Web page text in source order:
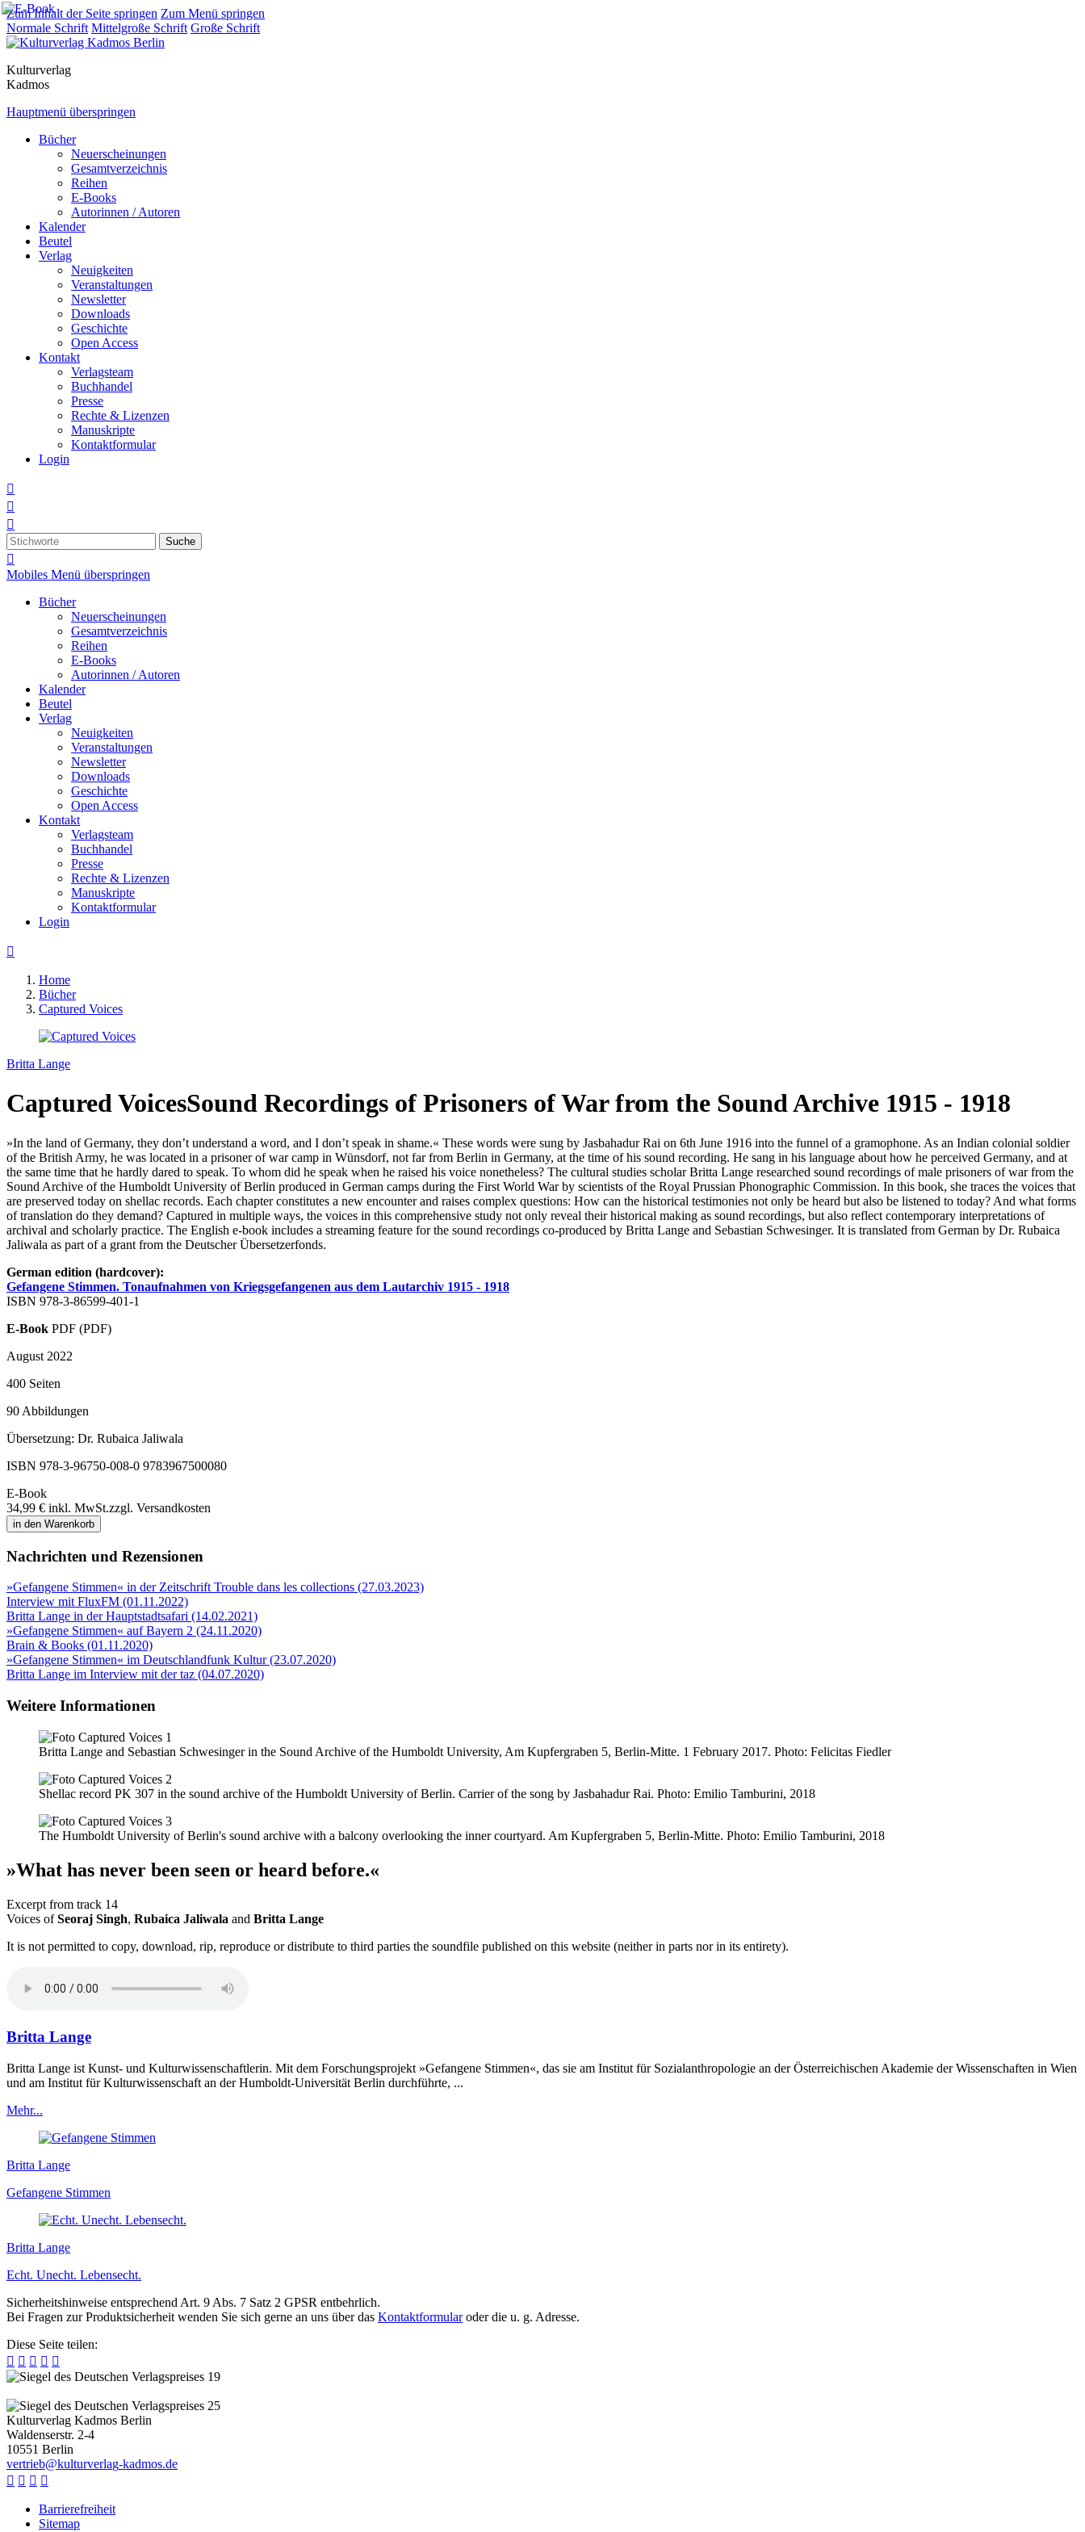
Zum Inhalt der Seite springen Zum Menü springen
Normale Schrift Mittelgroße Schrift Große Schrift
Kulturverlag
Kadmos
Hauptmenü überspringen
Bücher
Neuerscheinungen
Gesamtverzeichnis
Reihen
E-Books
Autorinnen / Autoren
Kalender
Beutel
Verlag
Neuigkeiten
Veranstaltungen
Newsletter
Downloads
Geschichte
Open Access
Kontakt
Verlagsteam
Buchhandel
Presse
Rechte & Lizenzen
Manuskripte
Kontaktformular
Login



Suche

Mobiles Menü überspringen
Bücher
Neuerscheinungen
Gesamtverzeichnis
Reihen
E-Books
Autorinnen / Autoren
Kalender
Beutel
Verlag
Neuigkeiten
Veranstaltungen
Newsletter
Downloads
Geschichte
Open Access
Kontakt
Verlagsteam
Buchhandel
Presse
Rechte & Lizenzen
Manuskripte
Kontaktformular
Login

Home
Bücher
Captured Voices
Britta Lange
Captured VoicesSound Recordings of Prisoners of War from the Sound Archive 1915 - 1918
»In the land of Germany, they don’t understand a word, and I don’t speak in shame.« These words were sung by Jasbahadur Rai on 6th June 1916 into the funnel of a gramophone. As an Indian colonial soldier
of the British Army, he was located in a prisoner of war camp in Wünsdorf, not far from Berlin in Germany, at the time of his sound recording. He sang in his language about how he perceived Germany, and at
the same time that he hardly dared to speak. To whom did he speak when he raised his voice nonetheless? The cultural studies scholar Britta Lange researched sound recordings of male prisoners of war from the
Sound Archive of the Humboldt University of Berlin produced in German camps during the First World War by scientists of the Royal Prussian Phonographic Commission. In this book, she traces the voices that
are preserved today on shellac records. Each chapter constitutes a new encounter and raises complex questions: How can the historical testimonies not only be heard but also be listened to today? And what forms
of translation do they demand? Captured in multiple ways, the voices in this comprehensive study not only reveal their historical making as sound recordings, but also reflect contemporary interpretations of
archival and scholarly practice. The English e-book includes a streaming feature for the sound recordings co-produced by Britta Lange and Sebastian Schwesinger. It is translated from German by Dr. Rubaica
Jaliwala as part of a grant from the Deutscher Übersetzerfonds.
German edition (hardcover):
Gefangene Stimmen. Tonaufnahmen von Kriegsgefangenen aus dem Lautarchiv 1915 - 1918
ISBN 978-3-86599-401-1
E-Book PDF (PDF)
August 2022
400 Seiten
90 Abbildungen
Übersetzung: Dr. Rubaica Jaliwala
ISBN 978-3-96750-008-0 9783967500080
E-Book
34,99 € inkl. MwSt.zzgl. Versandkosten
in den Warenkorb
Nachrichten und Rezensionen
»Gefangene Stimmen« in der Zeitschrift Trouble dans les collections (27.03.2023)
Interview mit FluxFM (01.11.2022)
Britta Lange in der Hauptstadtsafari (14.02.2021)
»Gefangene Stimmen« auf Bayern 2 (24.11.2020)
Brain & Books (01.11.2020)
»Gefangene Stimmen« im Deutschlandfunk Kultur (23.07.2020)
Britta Lange im Interview mit der taz (04.07.2020)
Weitere Informationen
Britta Lange and Sebastian Schwesinger in the Sound Archive of the Humboldt University, Am Kupfergraben 5, Berlin-Mitte. 1 February 2017. Photo: Felicitas Fiedler
Shellac record PK 307 in the sound archive of the Humboldt University of Berlin. Carrier of the song by Jasbahadur Rai. Photo: Emilio Tamburini, 2018
The Humboldt University of Berlin's sound archive with a balcony overlooking the inner courtyard. Am Kupfergraben 5, Berlin-Mitte. Photo: Emilio Tamburini, 2018
»What has never been seen or heard before.«
Excerpt from track 14
Voices ofSeoraj Singh, Rubaica Jaliwala and Britta Lange
It is not permitted to copy, download, rip, reproduce or distribute to third parties the soundfile published on this website (neither in parts nor in its entirety).
Britta Lange
Britta Lange ist Kunst- und Kulturwissenschaftlerin. Mit dem Forschungsprojekt »Gefangene Stimmen«, das sie am Institut für Sozialanthropologie an der Österreichischen Akademie der Wissenschaften in Wien
und am Institut für Kulturwissenschaft an der Humboldt-Universität Berlin durchführte, ...
Mehr...
Britta Lange
Gefangene Stimmen
Britta Lange
Echt. Unecht. Lebensecht.
Sicherheitshinweise entsprechend Art. 9 Abs. 7 Satz 2 GPSR entbehrlich.
Bei Fragen zur Produktsicherheit wenden Sie sich gerne an uns über das Kontaktformularoder die u. g. Adresse.
Diese Seite teilen:
    
Kulturverlag Kadmos Berlin
Waldenserstr. 2-4
10551 Berlin
vertrieb@kulturverlag-kadmos.de
   
Barrierefreiheit
Sitemap